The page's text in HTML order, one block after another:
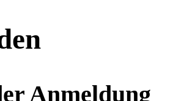
Anmeldung